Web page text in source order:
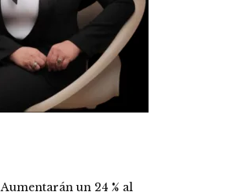
Aumentarán un 24 % al